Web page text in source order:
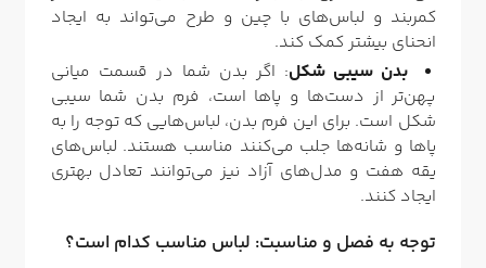
کمربند و لباس‌های با چین و طرح می‌تواند به ایجاد
انحنای بیشتر کمک کند.
بدن سیبی شکل: اگر بدن شما در قسمت میانی
پهن‌تر از دست‌ها و پاها است، فرم بدن شما سیبی
شکل است. برای این فرم بدن، لباس‌هایی که توجه را به
پاها و شانه‌ها جلب می‌کنند مناسب هستند. لباس‌های
یقه هفت و مدل‌های آزاد نیز می‌توانند تعادل بهتری
ایجاد کنند.
توجه به فصل و مناسبت: لباس مناسب کدام است؟